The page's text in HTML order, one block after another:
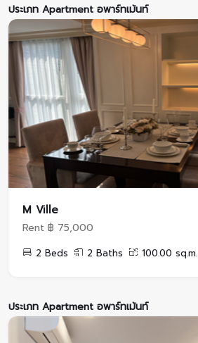
ประเภท Apartment อพาร์ทเม้นท์
M Ville
Rent ฿ 75,000
2 Beds 2 Baths 100.00 sq.m.
ประเภท Apartment อพาร์ทเม้นท์